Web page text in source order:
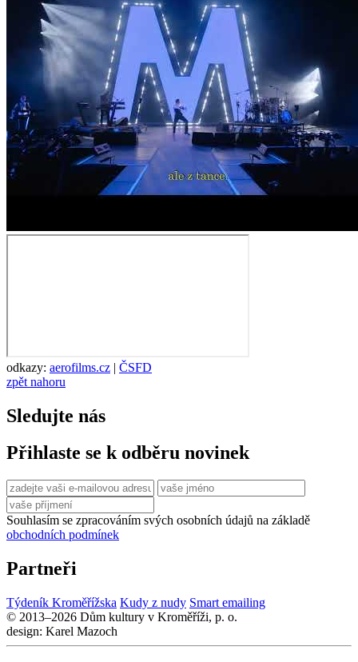
odkazy: aerofilms.cz | ČSFD
zpět nahoru
Sledujte nás
Přihlaste se k odběru novinek
Souhlasím se zpracováním svých osobních údajů na základě
obchodních podmínek
Partneři
Týdeník Kroměřížska Kudy z nudy Smart emailing
© 2013–2026 Dům kultury v Kroměříži, p. o.
design: Karel Mazoch